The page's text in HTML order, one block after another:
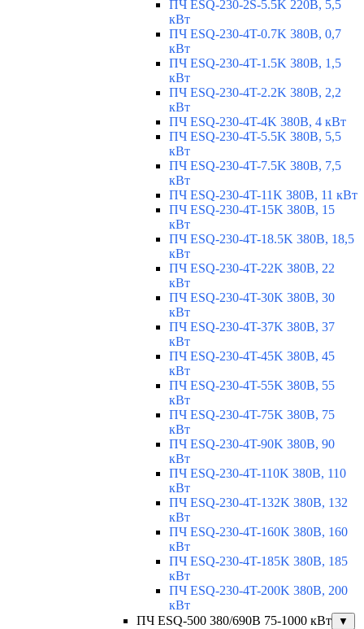
ПЧ ESQ-230-2S-5.5K 220В, 5,5
кВт
ПЧ ESQ-230-4T-0.7K 380В, 0,7
кВт
ПЧ ESQ-230-4T-1.5K 380В, 1,5
кВт
ПЧ ESQ-230-4T-2.2K 380В, 2,2
кВт
ПЧ ESQ-230-4T-4K 380В, 4 кВт
ПЧ ESQ-230-4T-5.5K 380В, 5,5
кВт
ПЧ ESQ-230-4T-7.5K 380В, 7,5
кВт
ПЧ ESQ-230-4T-11K 380В, 11 кВт
ПЧ ESQ-230-4T-15K 380В, 15
кВт
ПЧ ESQ-230-4T-18.5K 380В, 18,5
кВт
ПЧ ESQ-230-4T-22K 380В, 22
кВт
ПЧ ESQ-230-4T-30K 380В, 30
кВт
ПЧ ESQ-230-4T-37K 380В, 37
кВт
ПЧ ESQ-230-4T-45K 380В, 45
кВт
ПЧ ESQ-230-4T-55K 380В, 55
кВт
ПЧ ESQ-230-4T-75K 380В, 75
кВт
ПЧ ESQ-230-4T-90K 380В, 90
кВт
ПЧ ESQ-230-4T-110K 380В, 110
кВт
ПЧ ESQ-230-4T-132K 380В, 132
кВт
ПЧ ESQ-230-4T-160K 380В, 160
кВт
ПЧ ESQ-230-4T-185K 380В, 185
кВт
ПЧ ESQ-230-4T-200K 380В, 200
кВт
ПЧ ESQ-500 380/690В 75-1000 кВт
▼